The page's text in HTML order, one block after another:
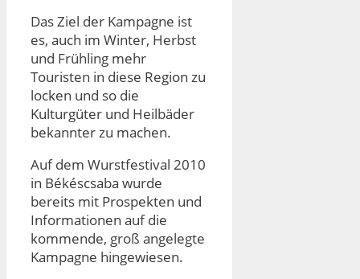
Das Ziel der Kampagne ist
es, auch im Winter, Herbst
und Frühling mehr
Touristen in diese Region zu
locken und so die
Kulturgüter und Heilbäder
bekannter zu machen.
Auf dem Wurstfestival 2010
in Békéscsaba wurde
bereits mit Prospekten und
Informationen auf die
kommende, groß angelegte
Kampagne hingewiesen.